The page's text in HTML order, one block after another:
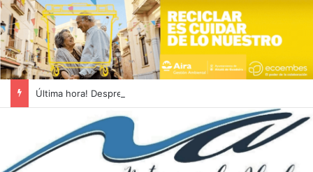
Última hora! Desprendimiento en la calle Juan Abad